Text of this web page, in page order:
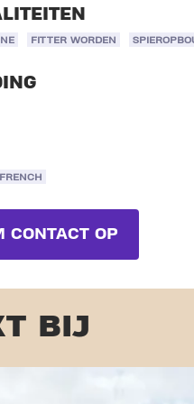
FITTER WORDEN
FRENCH
CONTACT OP
BIJ